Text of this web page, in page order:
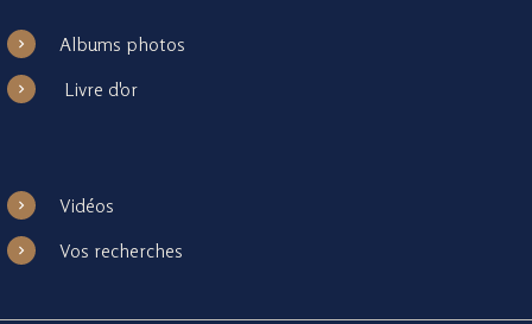
Albums photos
Livre d'or
Vidéos
Vos recherches